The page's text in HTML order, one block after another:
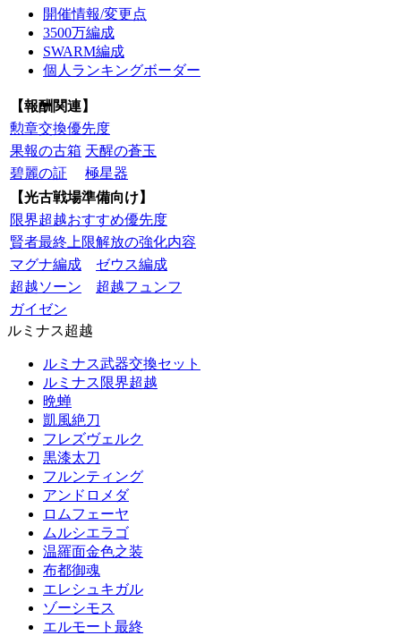
開催情報/変更点
3500万編成
SWARM編成
個人ランキングボーダー
【報酬関連】
勲章交換優先度
果報の古箱 天醒の蒼玉
碧麗の証
極星器
【光古戦場準備向け】
限界超越おすすめ優先度
賢者最終上限解放の強化内容
マグナ編成
ゼウス編成
超越ソーン
超越フュンフ
ガイゼン
ルミナス超越
ルミナス武器交換セット
ルミナス限界超越
晩蝉
凱風絶刀
フレズヴェルク
黒漆太刀
フルンティング
アンドロメダ
ロムフェーヤ
ムルシエラゴ
温羅面金色之装
布都御魂
エレシュキガル
ゾーシモス
エルモート最終